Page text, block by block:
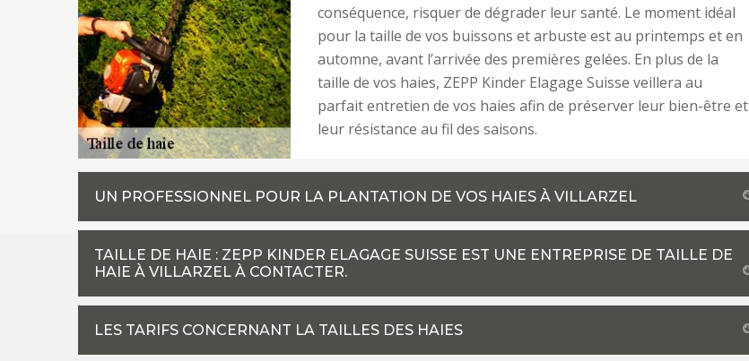
conséquence, risquer de dégrader leur santé. Le moment idéal
pour la taille de vos buissons et arbuste est au printemps et en
automne, avant l’arrivée des premières gelées. En plus de la
taille de vos haies, ZEPP Kinder Elagage Suisse veillera au
parfait entretien de vos haies afin de préserver leur bien-être et
leur résistance au fil des saisons.
UN PROFESSIONNEL POUR LA PLANTATION DE VOS HAIES À VILLARZEL
TAILLE DE HAIE : ZEPP KINDER ELAGAGE SUISSE EST UNE ENTREPRISE DE TAILLE DE
HAIE À VILLARZEL À CONTACTER.
LES TARIFS CONCERNANT LA TAILLES DES HAIES